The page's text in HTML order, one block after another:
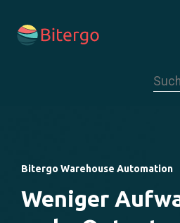
Bitergo Warehouse Automation
Weniger